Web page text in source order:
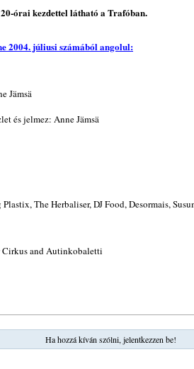
órai kezdettel látható a Trafóban.
2004. júliusi számából angolul:
Jämsä
és jelmez: Anne Jämsä
The Herbaliser, DJ Food, Desormais,
Cirkus and Autinkobaletti
Ha hozzá kíván szólni, jelentkezzen be!